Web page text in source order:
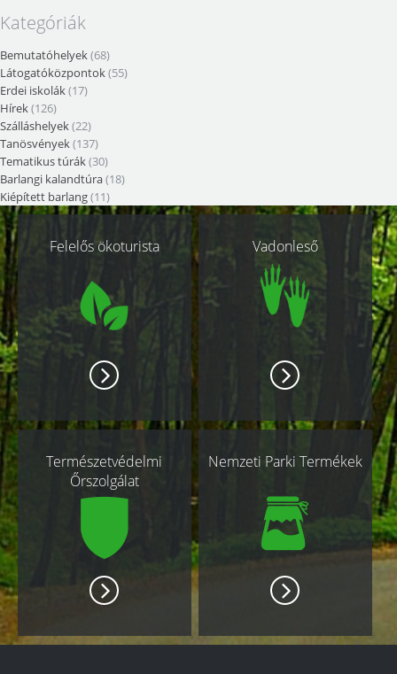
Kategóriák
Bemutatóhelyek(68)
Látogatóközpontok(55)
Erdei iskolák(17)
Hírek(126)
Szálláshelyek(22)
Tanösvények(137)
Tematikus túrák(30)
Barlangi kalandtúra(18)
Kiépített barlang(11)
Kapcsolódó
oldalakFelelős ökoturista Vadonleső
Természetvédelmi
Őrszolgálat
Nemzeti Parki Termékek